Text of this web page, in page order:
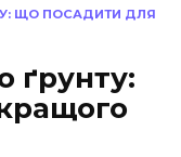
ЩО ПОСАДИТИ ДЛЯ
ґрунту: